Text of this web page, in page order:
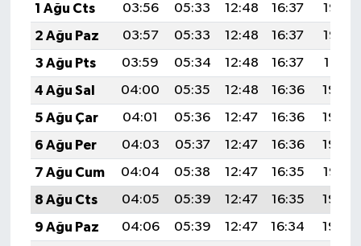
1 Ağu Cts
03:56 05:33 12:48 16:37
19:53
2 Ağu Paz
03:57 05:33 12:48 16:37
19:52
3 Ağu Pts
03:59 05:34 12:48 16:37
19:51
4 Ağu Sal
04:00 05:35 12:48 16:36
19:50
5 Ağu Çar
04:01 05:36 12:47 16:36
19:49
6 Ağu Per
04:03 05:37 12:47 16:36
19:48
7 Ağu Cum
04:04 05:38 12:47 16:35
19:47
8 Ağu Cts
04:05 05:39 12:47 16:35
19:46
9 Ağu Paz
04:06 05:39 12:47 16:34
19:45